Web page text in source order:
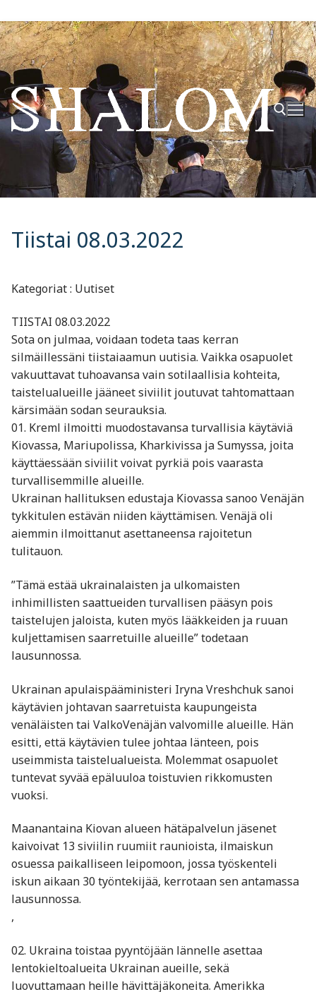
Hyppää
sisältöön
Hae:
Tiistai 08.03.2022
Kategoriat : Uutiset
TIISTAI 08.03.2022
Sota on julmaa, voidaan todeta taas kerran
silmäillessäni tiistaiaamun uutisia. Vaikka osapuolet
vakuuttavat tuhoavansa vain sotilaallisia kohteita,
taistelualueille jääneet siviilit joutuvat tahtomattaan
kärsimään sodan seurauksia.
01. Kreml ilmoitti muodostavansa turvallisia käytäviä
Kiovassa, Mariupolissa, Kharkivissa ja Sumyssa, joita
käyttäessään siviilit voivat pyrkiä pois vaarasta
turvallisemmille alueille.
Ukrainan hallituksen edustaja Kiovassa sanoo Venäjän
tykkitulen estävän niiden käyttämisen. Venäjä oli
aiemmin ilmoittanut asettaneensa rajoitetun
tulitauon.
”Tämä estää ukrainalaisten ja ulkomaisten
inhimillisten saattueiden turvallisen pääsyn pois
taistelujen jaloista, kuten myös lääkkeiden ja ruuan
kuljettamisen saarretuille alueille” todetaan
lausunnossa.
Ukrainan apulaispääministeri Iryna Vreshchuk sanoi
käytävien johtavan saarretuista kaupungeista
venäläisten tai ValkoVenäjän valvomille alueille. Hän
esitti, että käytävien tulee johtaa länteen, pois
useimmista taistelualueista. Molemmat osapuolet
tuntevat syvää epäluuloa toistuvien rikkomusten
vuoksi.
Maanantaina Kiovan alueen hätäpalvelun jäsenet
kaivoivat 13 siviilin ruumiit raunioista, ilmaiskun
osuessa paikalliseen leipomoon, jossa työskenteli
iskun aikaan 30 työntekijää, kerrotaan sen antamassa
lausunnossa.
,
02. Ukraina toistaa pyyntöjään lännelle asettaa
lentokieltoalueita Ukrainan aueille, sekä
luovuttamaan heille hävittäjäkoneita. Amerikka